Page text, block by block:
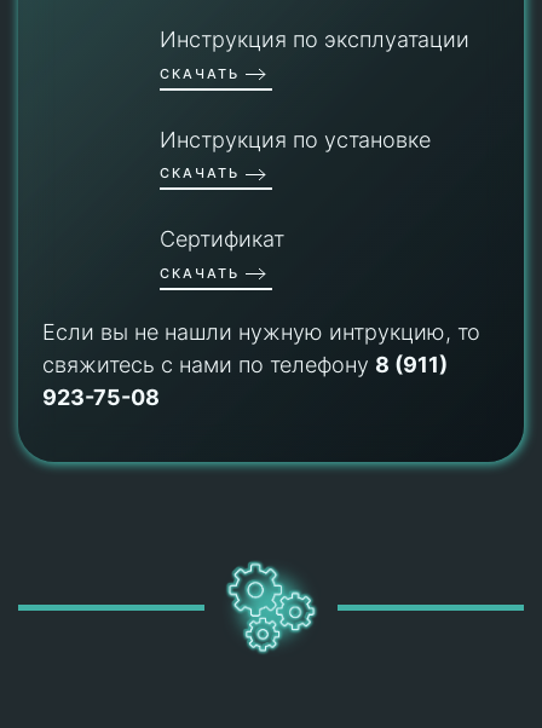
Инструкция по эксплуатации
СКАЧАТЬ
Инструкция по установке
СКАЧАТЬ
Сертификат
СКАЧАТЬ
Если вы не нашли нужную интрукцию, то
свяжитесь с нами по телефону 8 (911)
923-75-08